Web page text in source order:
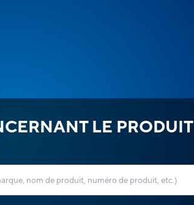
LE PRODUIT